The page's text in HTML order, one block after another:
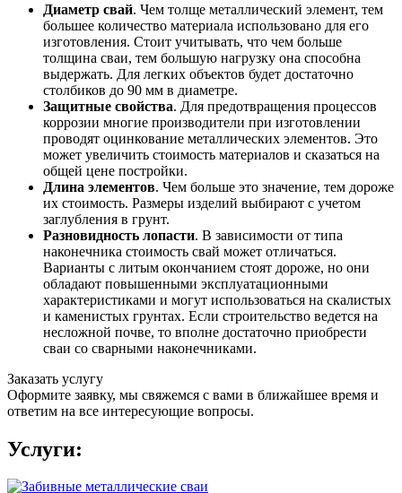
Диаметр свай. Чем толще металлический элемент, тем
большее количество материала использовано для его
изготовления. Стоит учитывать, что чем больше
толщина сваи, тем большую нагрузку она способна
выдержать. Для легких объектов будет достаточно
столбиков до 90 мм в диаметре.
Защитные свойства. Для предотвращения процессов
коррозии многие производители при изготовлении
проводят оцинкование металлических элементов. Это
может увеличить стоимость материалов и сказаться на
общей цене постройки.
Длина элементов. Чем больше это значение, тем дороже
их стоимость. Размеры изделий выбирают с учетом
заглубления в грунт.
Разновидность лопасти. В зависимости от типа
наконечника стоимость свай может отличаться.
Варианты с литым окончанием стоят дороже, но они
обладают повышенными эксплуатационными
характеристиками и могут использоваться на скалистых
и каменистых грунтах. Если строительство ведется на
несложной почве, то вполне достаточно приобрести
сваи со сварными наконечниками.
Заказать услугу
Оформите заявку, мы свяжемся с вами в ближайшее время и
ответим на все интересующие вопросы.
Услуги: